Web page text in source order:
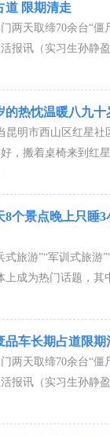
道 限期清走
两天取缔70余台“僵
报讯（实习生孙静
的热忱温暖八九十
昆明市西山区红星社
，搬着桌椅来到红
个景点晚上只睡
旅游”“军训式旅游
上成为热门话题，其
品车长期占道限期
两天取缔70余台“僵
报讯（实习生孙静